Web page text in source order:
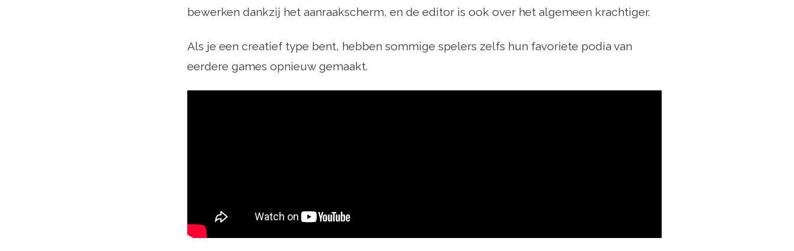
bewerken dankzij het aanraakscherm, en de editor is ook over het algemeen krachtiger.
Als je een creatief type bent, hebben sommige spelers zelfs hun favoriete podia van
eerdere games opnieuw gemaakt.